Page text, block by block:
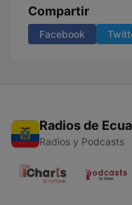
Compartir
Facebook
Radios de
Radios y Podcasts